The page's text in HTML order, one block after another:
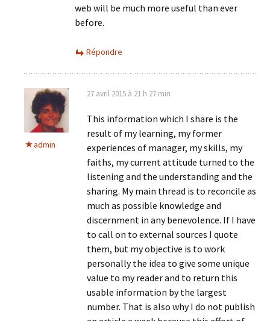
web will be much more useful than ever
before.
Répondre
admin
27 avril 2015 à 21 h 27 min
This information which I share is the
result of my learning, my former
experiences of manager, my skills, my
faiths, my current attitude turned to the
listening and the understanding and the
sharing. My main thread is to reconcile as
much as possible knowledge and
discernment in any benevolence. If I have
to call on to external sources I quote
them, but my objective is to work
personally the idea to give some unique
value to my reader and to return this
usable information by the largest
number. That is also why I do not publish